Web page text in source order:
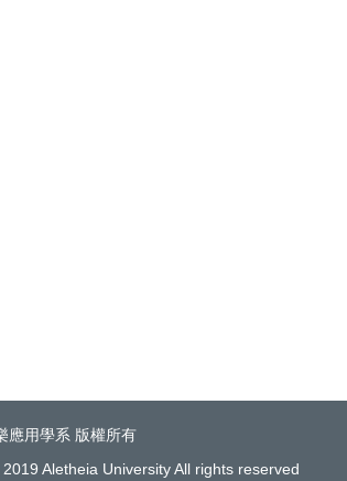
應用學系 版權所有
Aletheia University All rights reserved